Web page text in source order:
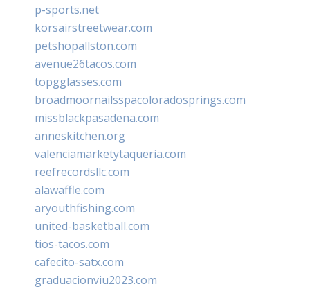
p-sports.net
korsairstreetwear.com
petshopallston.com
avenue26tacos.com
topgglasses.com
broadmoornailsspacoloradosprings.com
missblackpasadena.com
anneskitchen.org
valenciamarketytaqueria.com
reefrecordsllc.com
alawaffle.com
aryouthfishing.com
united-basketball.com
tios-tacos.com
cafecito-satx.com
graduacionviu2023.com